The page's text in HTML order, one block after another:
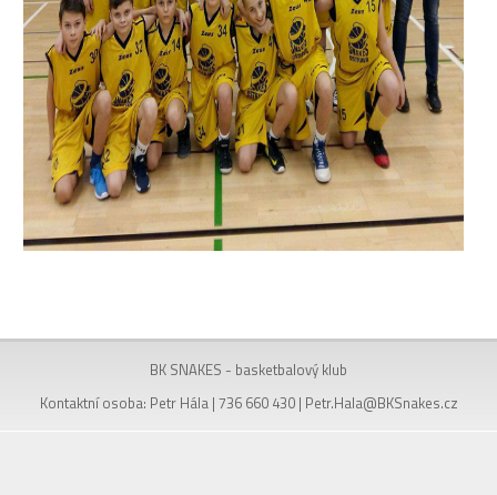
BK SNAKES - basketbalový klub
Kontaktní osoba: Petr Hála | 736 660 430 | Petr.Hala@BKSnakes.cz